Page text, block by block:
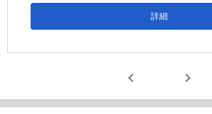
詳細
chevron_left chevron_right